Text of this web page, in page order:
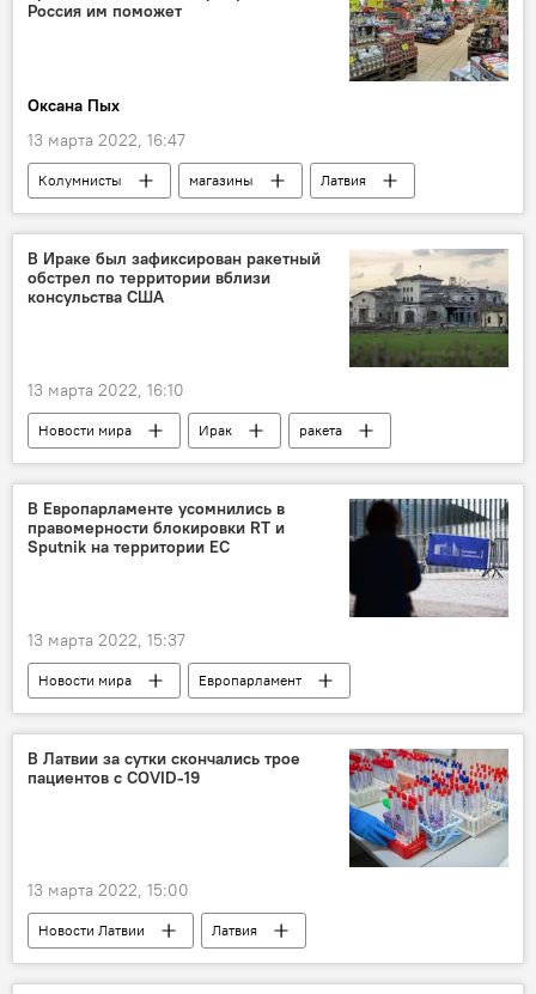
Россия им поможет
Оксана Пых
13 марта 2022, 16:47
Колумнисты магазины
Латвия
Россия
продукты питания
В Ираке был зафиксирован ракетный
обстрел по территории вблизи
консульства США
13 марта 2022, 16:10
Новости мира Ирак
ракета
обстрел
США
В Европарламенте усомнились в
правомерности блокировки RT и
Sputnik на территории ЕС
13 марта 2022, 15:37
Новости мира
Европарламент
Sputnik
RT
блокировка
СМИ
В Латвии за сутки скончались трое
пациентов с COVID-19
13 марта 2022, 15:00
Новости Латвии
Латвия
коронавирус